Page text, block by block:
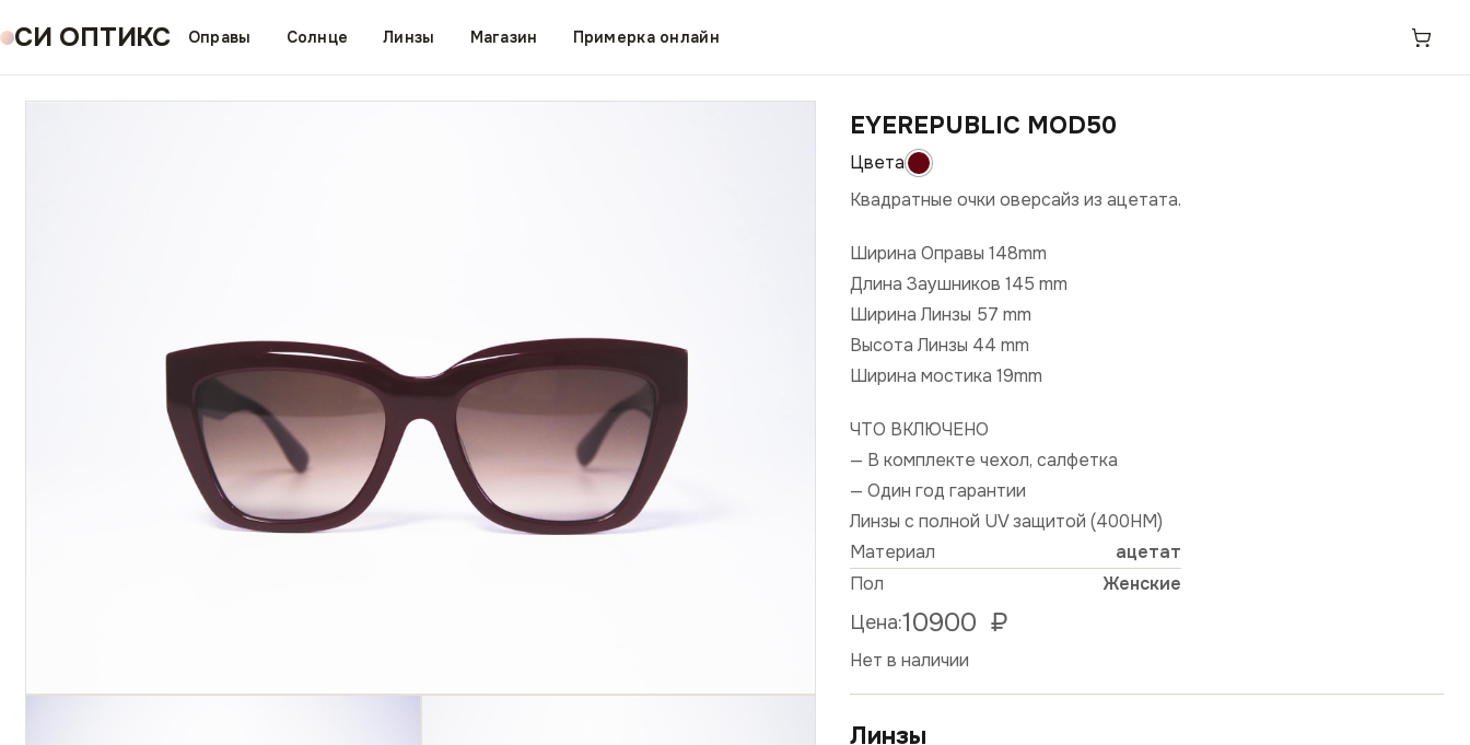
СИ ОПТИКС Оправы Солнце Линзы Магазин Примерка онлайн
EYEREPUBLIC MOD50
Квадратные очки оверсайз из ацетата.
Ширина Оправы 148mm
Длина Заушников 145 mm
Ширина Линзы 57 mm
Высота Линзы 44 mm
Ширина мостика 19mm
ЧТО ВКЛЮЧЕНО
— В комплекте чехол, салфетка
— Один год гарантии
Линзы с полной UV защитой (400HM)
Материал
ацетат
Пол
Женские
Цена:10900 ₽
Нет в наличии
Линзы